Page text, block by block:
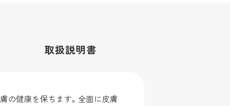
取扱説明書
の健康を保ちます。全面に皮膚